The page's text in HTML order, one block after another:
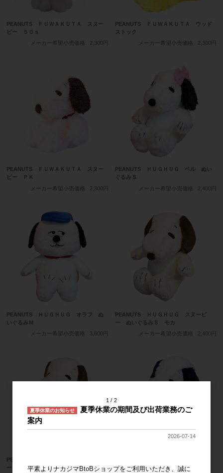
PEANUTS ＦＵＷＡＫＵＴＡ スヌー
ピー ５０ｓ
メーカー希望小売価格
2,300円
PEANUTS ＦＵＷＡＫＵＴＡ ウッド
ストック
メーカー希望小売価格
2,300円
PEANUTS ＦＵＷＡＫＵＴＡ スヌー
ピー ＰＫ
メーカー希望小売価格
2,300円
PEANUTS ＨＵＧＨＵＧ ベル ぬい
ぐるみＳ
メーカー希望小売価格
2,400円
PEANUTS ＨＵＧＨＵＧ オラフ ぬ
いぐるみＭ
メーカー希望小売価格
3,600円
PEANUTS ＨＵＧＨＵＧ スヌーピ
ー ぬいぐるみＳ モカ
メーカー希望小売価格
2,400円
PEANUTS ＨＵＧＨＵＧ スヌーピ
ー ぬいぐるみＭ モカ
PEANUTS ＨＵＧＨＵＧ スヌーピ
1 2
夏季休業のお知らせ
夏季休業の期間及び出荷業務のご
案内
2026-07-14
平素よりナカジマBtoBショップをご利用いただき、誠に